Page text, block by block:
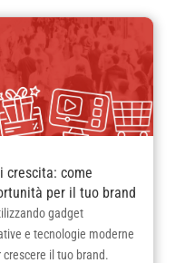
crescita: come
per il tuo brand
gadget
e tecnologie moderne
il tuo brand.